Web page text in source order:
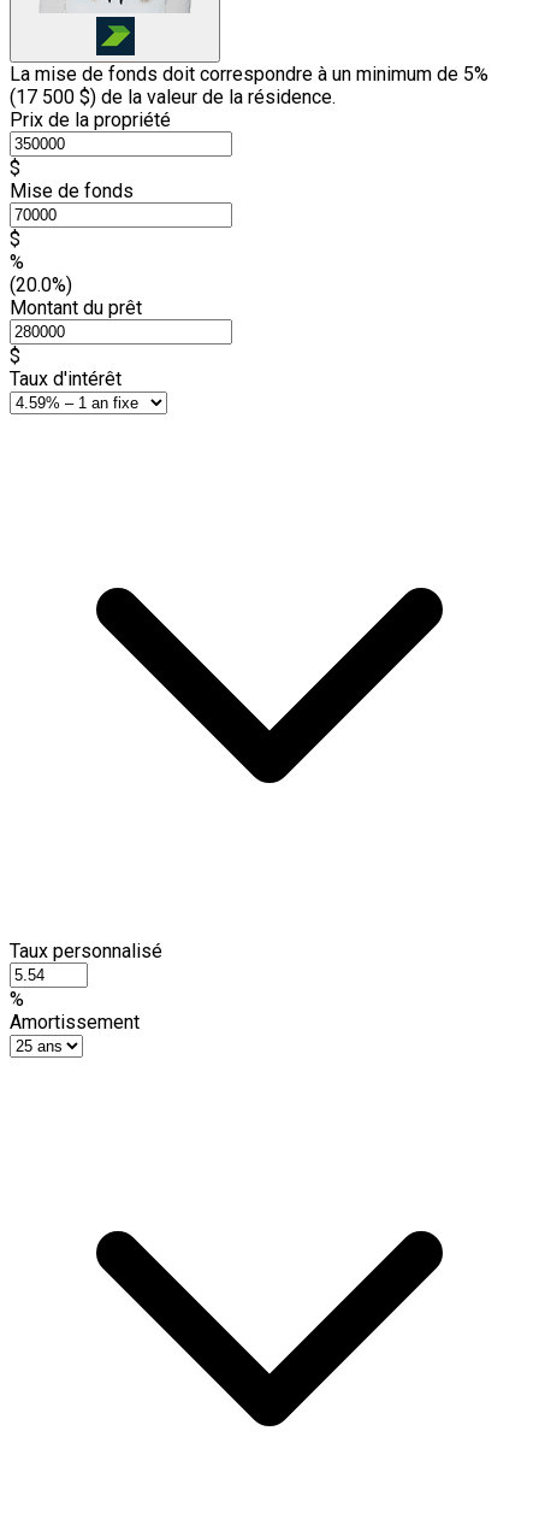
La mise de fonds doit correspondre à un minimum de 5%
(17 500 $) de la valeur de la résidence.
Prix de la propriété
$
Mise de fonds
$
%
(20.0%)
Montant du prêt
$
Taux d'intérêt
Taux personnalisé
%
Amortissement